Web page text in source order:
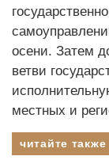
осени. Затем
ветви
местных и
читайте также